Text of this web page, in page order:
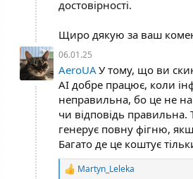
достовірності.
Щиро дякую за ваш
06.01.25
AeroUAУ тому, що ви
АІ добре працює, коли
неправильна, бо це не
чи відповідь
генерує повну фігню,
Багато де це коштує
Р
Martyn_Leleka